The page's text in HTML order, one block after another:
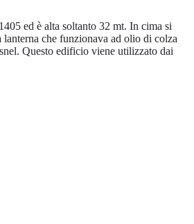
ed è alta soltanto 32 mt. In cima si
lanterna che funzionava ad olio di colza
Questo edificio viene utilizzato dai